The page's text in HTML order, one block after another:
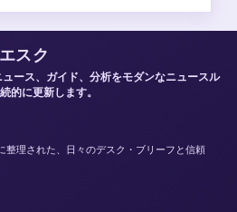
スク
ース、ガイド、分析をモダンなニュースル
的に更新します。
整理された、日々のデスク・ブリーフと信頼